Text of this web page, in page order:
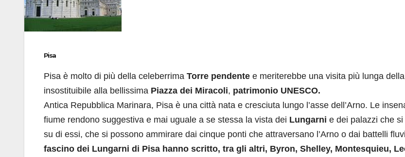
Pisa
Pisa è molto di più della celeberrima Torre pendente e meriterebbe una visita più lunga
insostituibile alla bellissima Piazza dei Miracoli, patrimonio UNESCO.
Antica Repubblica Marinara, Pisa è una città nata e cresciuta lungo l’asse dell’Arno. Le
fiume rendono suggestiva e mai uguale a se stessa la vista dei Lungarni e dei palazzi che
su di essi, che si possono ammirare dai cinque ponti che attraversano l’Arno o dai battelli
fascino dei Lungarni di Pisa hanno scritto, tra gli altri, Byron, Shelley, Montesquieu,